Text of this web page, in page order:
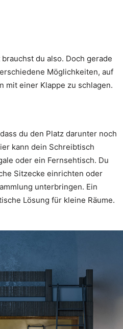
du also. Doch gerade
Möglichkeiten, auf
mit einer Klappe zu schlagen.
du den Platz darunter noch
kann dein Schreibtisch
oder ein Fernsehtisch. Du
Sitzecke einrichten oder
unterbringen. Ein
Lösung für kleine Räume.